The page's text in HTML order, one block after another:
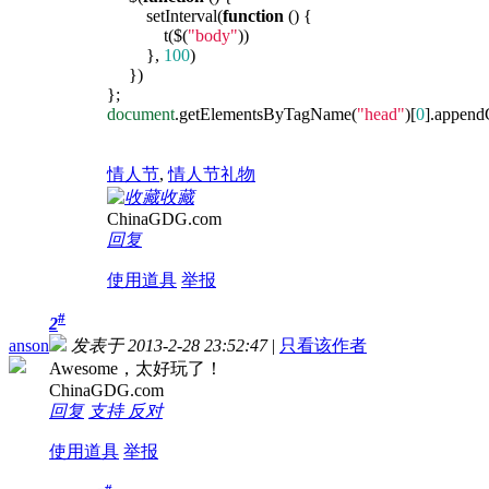
setInterval(function () {
t($("body"))
}, 100)
})
};
document.getElementsByTagName("head")[0
情人节,情人节礼物
收藏
ChinaGDG.com
回复
使用道具 举报
anson
2#
发表于 2013-2-28 23:52:47 | 只看该作者
Awesome，太好玩了！
ChinaGDG.com
回复 支持 反对
使用道具 举报